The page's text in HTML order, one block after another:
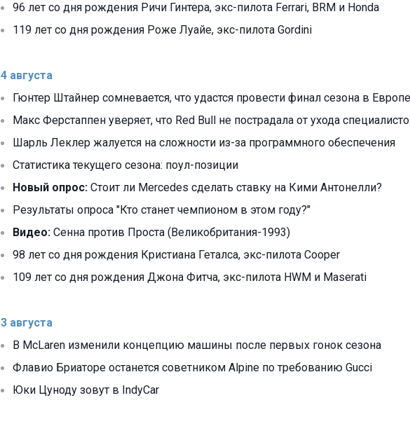
96 лет со дня рождения Ричи Гинтера, экс-пилота Ferrari, BRM и Honda
119 лет со дня рождения Роже Луайе, экс-пилота Gordini
4 августа
Гюнтер Штайнер сомневается, что удастся провести финал сезона в Европе
Макс Ферстаппен уверяет, что Red Bull не пострадала от ухода
Шарль Леклер жалуется на сложности из-за программного обеспечения
Статистика текущего сезона: поул-позиции
Новый опрос: Стоит ли Mercedes сделать ставку на Кими Антонелли?
Результаты опроса "Кто станет чемпионом в этом году?"
Видео: Сенна против Проста (Великобритания-1993)
98 лет со дня рождения Кристиана Геталса, экс-пилота Cooper
109 лет со дня рождения Джона Фитча, экс-пилота HWM и Maserati
3 августа
В McLaren изменили концепцию машины после первых гонок сезона
Флавио Бриаторе останется советником Alpine по требованию Gucci
Юки Цуноду зовут в IndyCar